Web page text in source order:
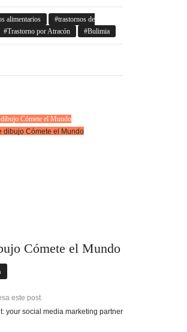
alimentarios
trastornos de
Trastorno por Atracón Bulimia
Cómete el Mundo
Cómete el Mundo
este post.